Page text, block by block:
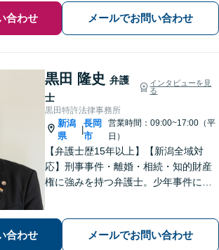
合わせ メールでお問い合わせ
黒田 隆史 弁護
士
インタビューを見
る
黒田特許法律事務所
新潟
県
|
長岡
市
営業時間：09:00~17:00（平
日）
【弁護士歴15年以上】【新潟全域対
応】刑事事件・離婚・相続・知的財産
権に強みを持つ弁護士。少年事件にも
みなさまのお力になれるよう問題解決
に努めますので、お気軽にご相談くだ
合わせ メールでお問い合わせ